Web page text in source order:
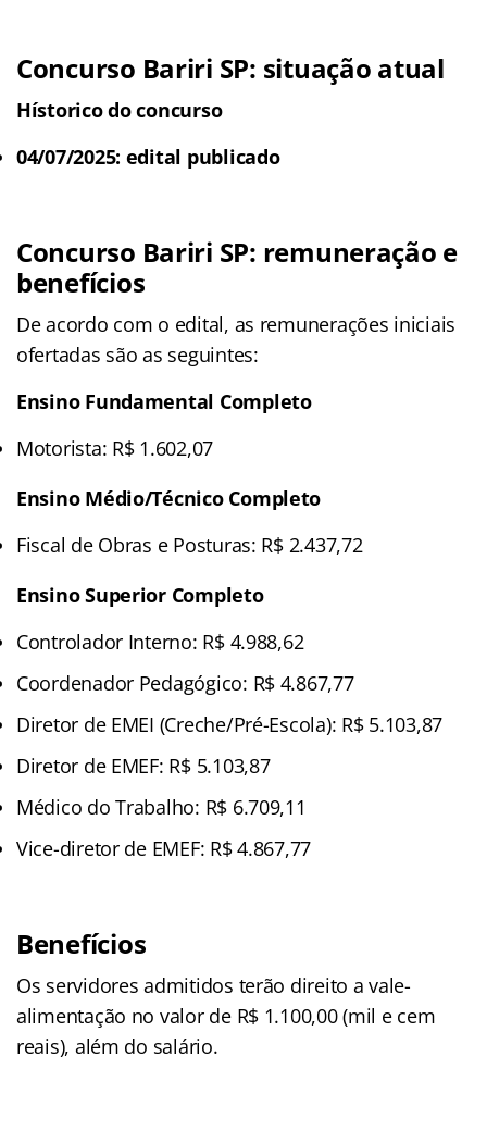
Concurso Bariri SP: situação atual
Hístorico do concurso
04/07/2025: edital publicado
Concurso Bariri SP: remuneração e
benefícios
De acordo com o edital, as remunerações iniciais
ofertadas são as seguintes:
Ensino Fundamental Completo
Motorista: R$ 1.602,07
Ensino Médio/Técnico Completo
Fiscal de Obras e Posturas: R$ 2.437,72
Ensino Superior Completo
Controlador Interno: R$ 4.988,62
Coordenador Pedagógico: R$ 4.867,77
Diretor de EMEI (Creche/Pré-Escola): R$ 5.103,87
Diretor de EMEF: R$ 5.103,87
Médico do Trabalho: R$ 6.709,11
Vice-diretor de EMEF: R$ 4.867,77
Benefícios
Os servidores admitidos terão direito a vale-
alimentação no valor de R$ 1.100,00 (mil e cem
reais), além do salário.